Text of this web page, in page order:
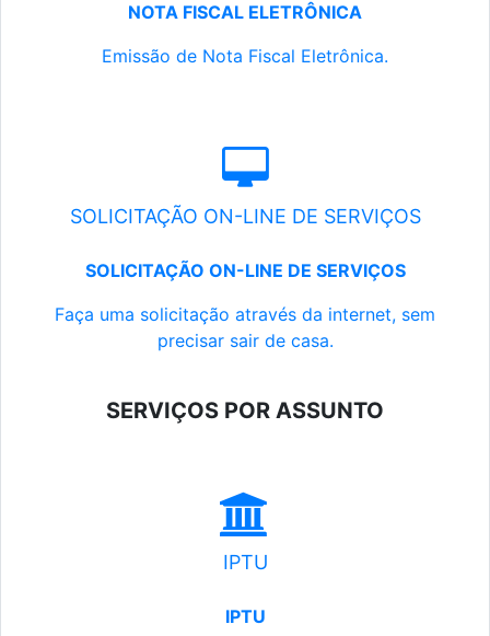
NOTA FISCAL ELETRÔNICA
Emissão de Nota Fiscal Eletrônica.
SOLICITAÇÃO ON-LINE DE SERVIÇOS
SOLICITAÇÃO ON-LINE DE SERVIÇOS
Faça uma solicitação através da internet, sem
precisar sair de casa.
SERVIÇOS POR ASSUNTO
IPTU
IPTU